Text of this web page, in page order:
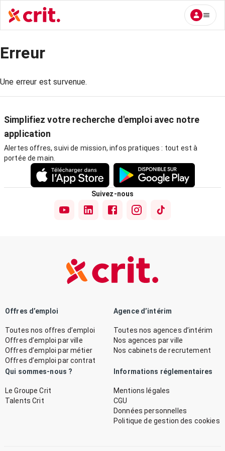
Erreur
Une erreur est survenue.
Simplifiez votre recherche d'emploi avec notre
application
Alertes offres, suivi de mission, infos pratiques : tout est à
portée de main.
Suivez-nous
Offres d’emploi
Toutes nos offres d’emploi
Offres d’emploi par ville
Offres d’emploi par métier
Offres d’emploi par contrat
Agence d’intérim
Toutes nos agences d’intérim
Nos agences par ville
Nos cabinets de recrutement
Qui sommes-nous ?
Le Groupe Crit
Talents Crit
Informations réglementaires
Mentions légales
CGU
Données personnelles
Politique de gestion des cookies